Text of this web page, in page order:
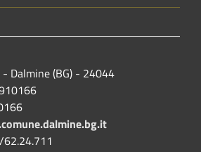
Dalmine (BG) - 24044